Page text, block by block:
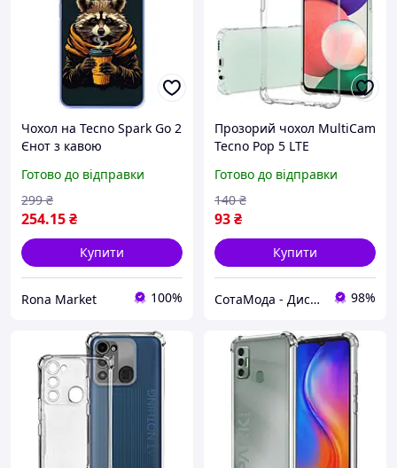
Чохол на Tecno Spark Go 2
Єнот з кавою
Готово до відправки
254.15₴
299 ₴
Купити
Rona Market 100%
Прозорий чохол MultiCam
Tecno Pop 5 LTE
Готово до відправки
93₴
140 ₴
Купити
СотаМода - Дискаунтер аксесуарів 98%